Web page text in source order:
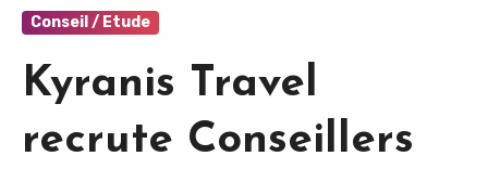
Conseil / Etude
Kyranis Travel
recrute Conseillers